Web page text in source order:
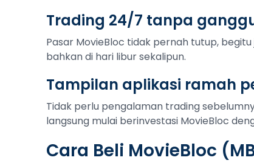
Trading 24/7 tanpa
Pasar MovieBloc tidak pernah tutup, begitu
bahkan di hari libur sekalipun.
Tampilan aplikasi ramah
Tidak perlu pengalaman trading
langsung mulai berinvestasi MovieBloc
Cara Beli MovieBloc